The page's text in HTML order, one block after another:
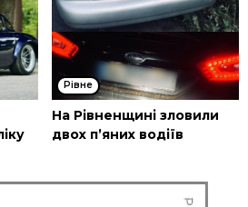
Рівне
На Рівненщині зловили
двох п’яних водіїв